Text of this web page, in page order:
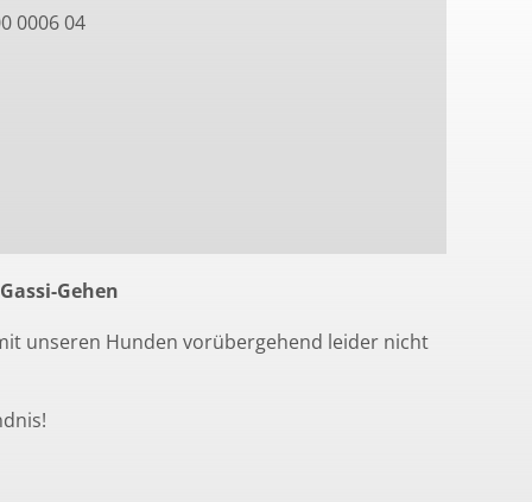
0006 04
Gehen
unseren Hunden vorübergehend leider nicht